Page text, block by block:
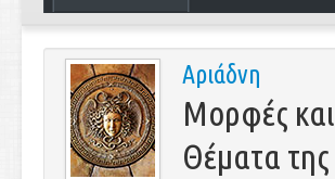
Αριάδνη
Μορφές και
Θέματα της